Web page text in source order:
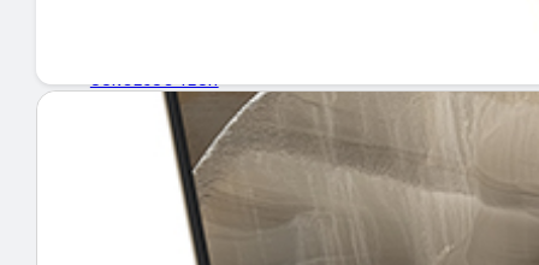
MERCADOS Y TENDENCIAS
HEMEROTECA